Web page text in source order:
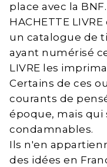
place avec la BNF.
HACHETTE
un catalogue de
ayant numérisé
LIVRE les
Certains de ces
courants de
époque, mais qui
condamnables.
Ils n'en
des idées en